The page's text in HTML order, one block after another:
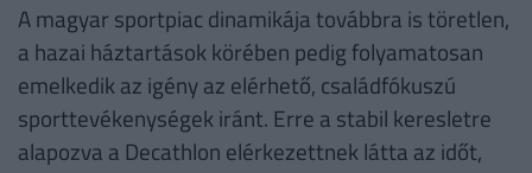
A magyar sportpiac dinamikája továbbra is töretlen,
a hazai háztartások körében pedig folyamatosan
emelkedik az igény az elérhető, családfókuszú
sporttevékenységek iránt. Erre a stabil keresletre
alapozva a Decathlon elérkezettnek látta az időt,